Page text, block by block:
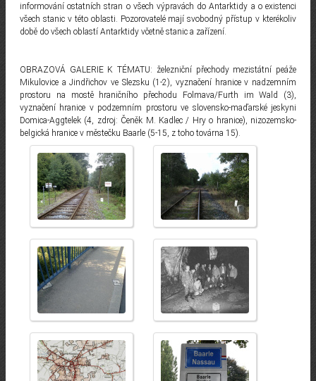
informování ostatních stran o všech výpravách do Antarktidy a o existenci
všech stanic v této oblasti. Pozorovatelé mají svobodný přístup v kterékoliv
době do všech oblastí Antarktidy včetně stanic a zařízení.
OBRAZOVÁ GALERIE K TÉMATU: železniční přechody mezistátní peáže
Mikulovice a Jindřichov ve Slezsku (1-2), vyznačení hranice v nadzemním
prostoru na mostě hraničního přechodu Folmava/Furth im Wald (3),
vyznačení hranice v podzemním prostoru ve slovensko-maďarské jeskyni
Domica-Aggtelek (4, zdroj: Čeněk M. Kadlec / Hry o hranice), nizozemsko-
belgická hranice v městečku Baarle (5-15, z toho továrna 15).